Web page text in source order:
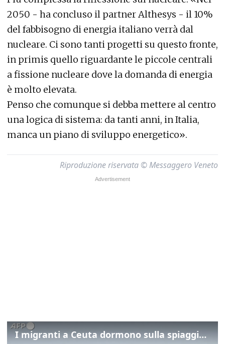
2050 - ha concluso il partner Althesys - il 10%
del fabbisogno di energia italiano verrà dal
nucleare. Ci sono tanti progetti su questo fronte,
in primis quello riguardante le piccole centrali
a fissione nucleare dove la domanda di energia
è molto elevata.
Penso che comunque si debba mettere al centro
una logica di sistema: da tanti anni, in Italia,
manca un piano di sviluppo energetico».
Riproduzione riservata © Messaggero Veneto
I migranti a Ceuta dormono sulla spiaggia: "Vogliamo entrare in Europa"